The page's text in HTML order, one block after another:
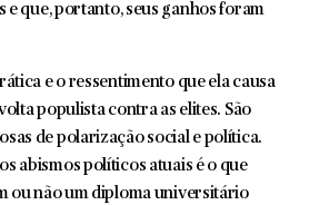
e que, portanto, seus ganhos foram
e o ressentimento que ela causa
populista contra as elites. São
de polarização social e política.
abismos políticos atuais é o que
ou não um diploma universitário